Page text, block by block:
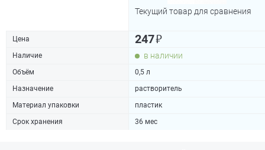
Текущий товар для сравнения
Цена 247₽
Наличие в наличии
Объём
0,5 л
Назначение
растворитель
Материал упаковки
пластик
Срок хранения
36 мес